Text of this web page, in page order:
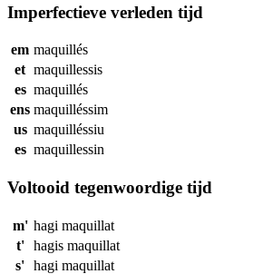
Imperfectieve verleden tijd
em maquillés
et maquillessis
es maquillés
ens maquilléssim
us maquilléssiu
es maquillessin
Voltooid tegenwoordige tijd
m' hagi maquillat
t'
hagis maquillat
s' hagi maquillat